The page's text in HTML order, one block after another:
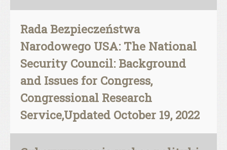
Rada Bezpieczeństwa
Narodowego USA: The National
Security Council: Background
and Issues for Congress,
Congressional Research
Service,Updated October 19, 2022